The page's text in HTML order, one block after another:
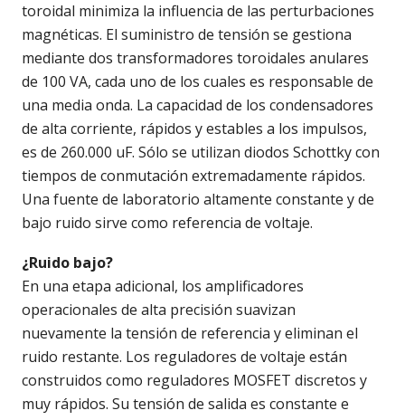
toroidal minimiza la influencia de las perturbaciones
magnéticas. El suministro de tensión se gestiona
mediante dos transformadores toroidales anulares
de 100 VA, cada uno de los cuales es responsable de
una media onda. La capacidad de los condensadores
de alta corriente, rápidos y estables a los impulsos,
es de 260.000 uF. Sólo se utilizan diodos Schottky con
tiempos de conmutación extremadamente rápidos.
Una fuente de laboratorio altamente constante y de
bajo ruido sirve como referencia de voltaje.
¿Ruido bajo?
En una etapa adicional, los amplificadores
operacionales de alta precisión suavizan
nuevamente la tensión de referencia y eliminan el
ruido restante. Los reguladores de voltaje están
construidos como reguladores MOSFET discretos y
muy rápidos. Su tensión de salida es constante e